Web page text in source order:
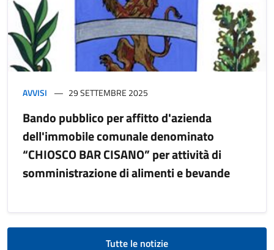
AVVISI 29 SETTEMBRE 2025
Bando pubblico per affitto d'azienda
dell'immobile comunale denominato
“CHIOSCO BAR CISANO” per attività di
somministrazione di alimenti e bevande
Tutte le notizie